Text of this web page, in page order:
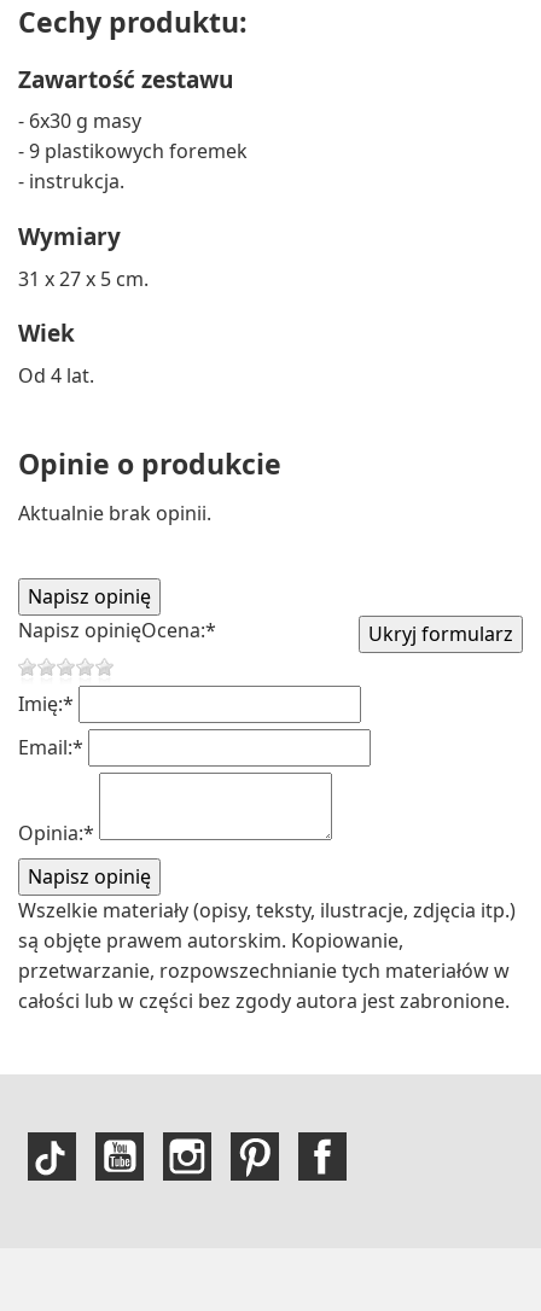
Cechy produktu:
Zawartość zestawu
- 6x30 g masy
- 9 plastikowych foremek
- instrukcja.
Wymiary
31 x 27 x 5 cm.
Wiek
Od 4 lat.
Opinie o produkcie
Aktualnie brak opinii.
Napisz opinięOcena:*
Imię:*
Email:*
Opinia:*
Wszelkie materiały (opisy, teksty, ilustracje, zdjęcia itp.)
są objęte prawem autorskim. Kopiowanie,
przetwarzanie, rozpowszechnianie tych materiałów w
całości lub w części bez zgody autora jest zabronione.